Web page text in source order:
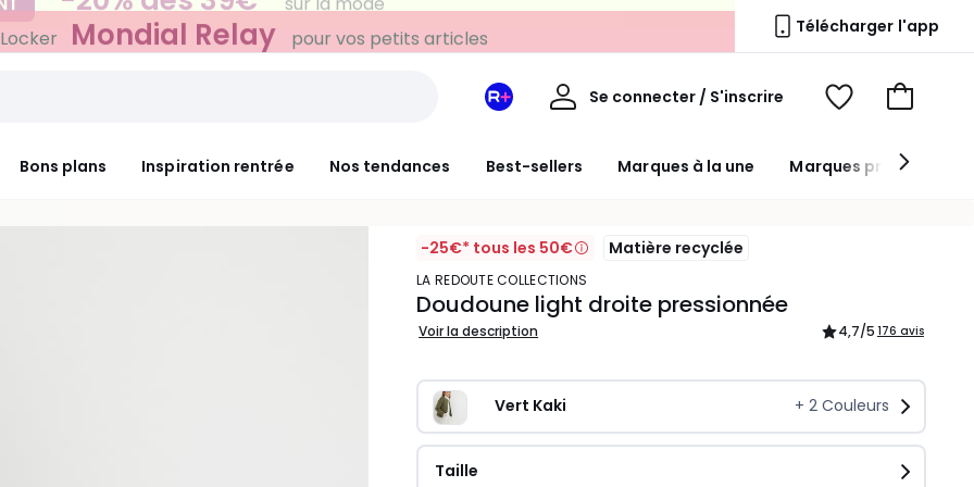
Mondial Relay pour vos petits articles Télécharger l'app
Bons plans Inspiration rentrée Nos tendances Best-sellers Marques à la une Marques premium
Mon
Redoute
Se connecter / S'inscrire
Mon
Voir
Voir
panier
-25€* tous les 50€ Matière recyclée
LA REDOUTE COLLECTIONS
Doudoune light droite pressionnée
Voir la description 4,7/5 176 avis
Vert Kaki + 2Couleurs
Taille